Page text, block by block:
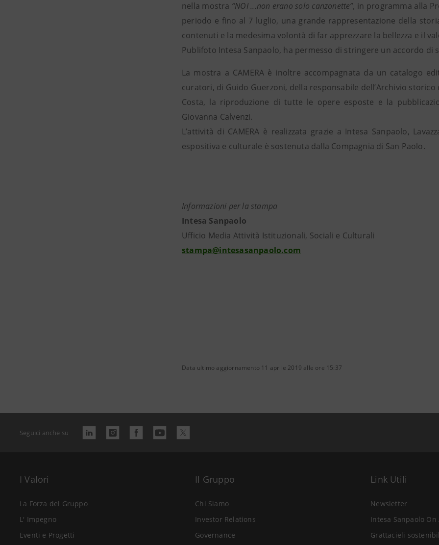
nella mostra “NOI ...non erano solo canzonette”, in programma alla
periodo e fino al 7 luglio, una grande rappresentazione della
contenuti e la medesima volontà di far apprezzare la bellezza e il
Publifoto Intesa Sanpaolo, ha permesso di stringere un accordo di
La mostra a CAMERA è inoltre accompagnata da un catalogo
curatori, di Guido Guerzoni, della responsabile dell’Archivio storico
Costa, la riproduzione di tutte le opere esposte e la
Giovanna Calvenzi.
L’attività di CAMERA è realizzata grazie a Intesa Sanpaolo,
espositiva e culturale è sostenuta dalla Compagnia di San Paolo.
Informazioni per la stampa
Intesa Sanpaolo
Ufficio Media Attività Istituzionali, Sociali e Culturali
stampa@intesasanpaolo.com
Data ultimo aggiornamento 11 aprile 2019 alle ore 15:37
Seguici anche su
I Valori
La Forza del Gruppo
L' Impegno
Eventi e Progetti
Il Gruppo
Chi Siamo
Investor Relations
Governance
Link Utili
Newsletter
Intesa Sanpaolo On
Grattacieli